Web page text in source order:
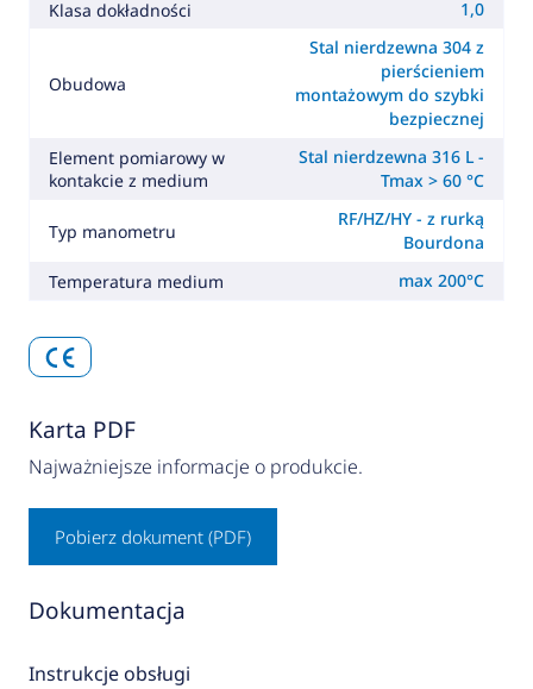
Klasa dokładności 1,0
Obudowa
Stal nierdzewna 304 z
pierścieniem
montażowym do szybki
bezpiecznej
Element pomiarowy w
kontakcie z medium
Stal nierdzewna 316 L -
Tmax > 60 °C
Typ manometru
RF/HZ/HY - z rurką
Bourdona
Temperatura medium
max 200°C
Karta PDF
Najważniejsze informacje o produkcie.
Pobierz dokument (PDF)
Dokumentacja
Instrukcje obsługi